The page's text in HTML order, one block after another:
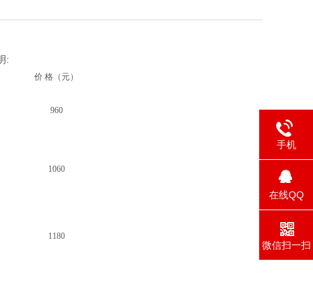
:
价 格（元）
960
1060
1180
手机
在线QQ
微信扫一扫